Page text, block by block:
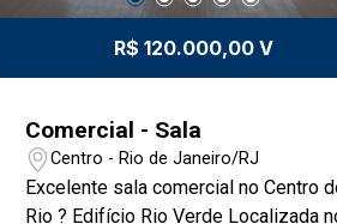
R$ 120.000,00 V
Comercial - Sala
Centro - Rio de Janeiro/RJ
Excelente sala comercial no Centro
Rio ? Edifício Rio Verde Localizada no